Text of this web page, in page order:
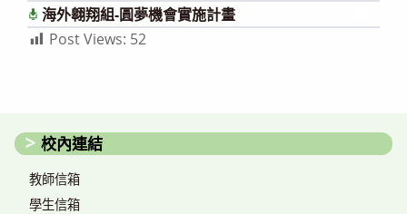
海外翱翔組-圓夢機會實施計畫
Post Views: 52
校內連結
教師信箱
學生信箱